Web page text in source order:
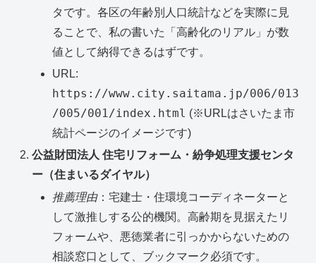
タです。各区の年齢別人口統計などを実際に見
ることで、私の書いた「高齢化のリアル」が数
値として納得できるはずです。
URL:
https://www.city.saitama.jp/006/013
/005/001/index.html (※URLはさいたま市
統計ページのイメージです)
公益財団法人 住宅リフォーム・紛争処理支援センタ
ー（住まいるダイヤル）
推薦理由：宅建士・住環境コーディネーターと
して激推しする公的機関。高齢期を見据えたリ
フォームや、悪徳業者に引っかからないための
相談窓口として、ブックマーク必須です。